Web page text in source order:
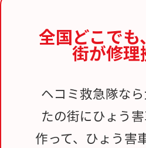
全国どこでも、
街が修理
ヘコミ救急隊な
たの街にひょう
作って、ひょう害